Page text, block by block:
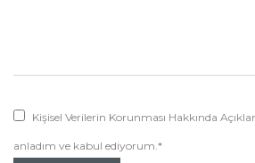
Kişisel Verilerin Korunması Hakkında
anladım ve kabul ediyorum.*